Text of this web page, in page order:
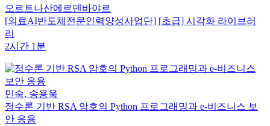
오르트나산에르덴바야르
[의료AI반도체전문인력양성사업단] [초급] 시각화 라이브러
리
2시간 1분
민숙, 송용욱
정수론 기반 RSA 암호의 Python 프로그래밍과 e-비즈니스 보
안 응용